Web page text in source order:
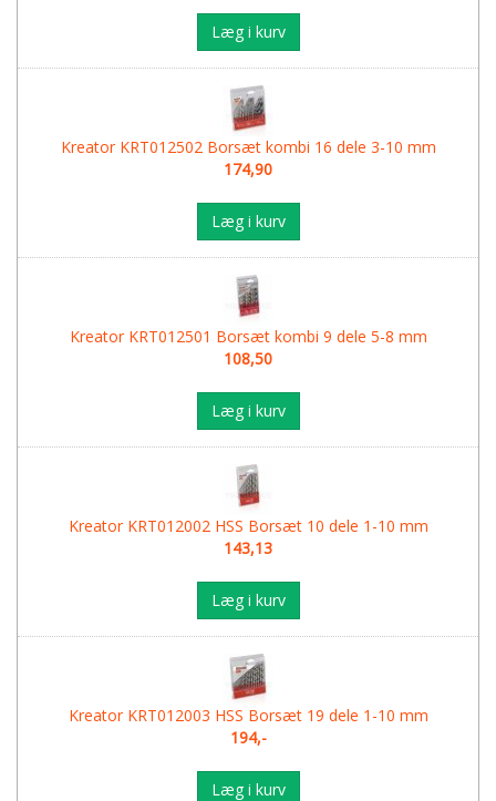
Læg i kurv
Kreator KRT012502 Borsæt kombi 16 dele 3-10 mm
174,90
Læg i kurv
Kreator KRT012501 Borsæt kombi 9 dele 5-8 mm
108,50
Læg i kurv
Kreator KRT012002 HSS Borsæt 10 dele 1-10 mm
143,13
Læg i kurv
Kreator KRT012003 HSS Borsæt 19 dele 1-10 mm
194,-
Læg i kurv